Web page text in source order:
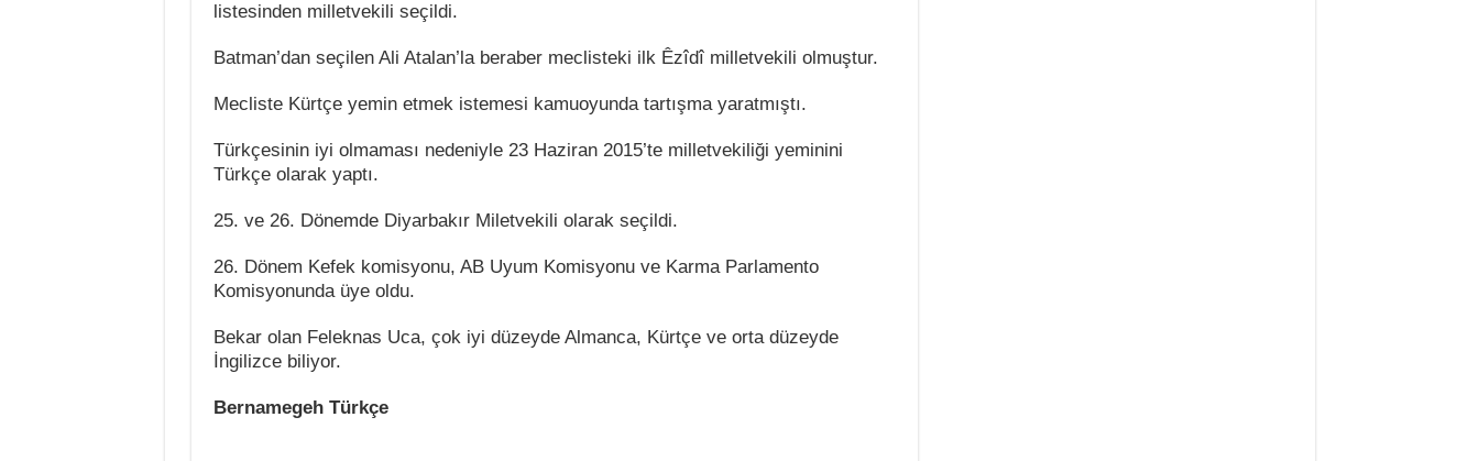
listesinden milletvekili seçildi.
Batman’dan seçilen Ali Atalan’la beraber meclisteki ilk Êzîdî milletvekili olmuştur.
Mecliste Kürtçe yemin etmek istemesi kamuoyunda tartışma yaratmıştı.
Türkçesinin iyi olmaması nedeniyle 23 Haziran 2015’te milletvekiliği yeminini
Türkçe olarak yaptı.
25. ve 26. Dönemde Diyarbakır Miletvekili olarak seçildi.
26. Dönem Kefek komisyonu, AB Uyum Komisyonu ve Karma Parlamento
Komisyonunda üye oldu.
Bekar olan Feleknas Uca, çok iyi düzeyde Almanca, Kürtçe ve orta düzeyde
İngilizce biliyor.
Bernamegeh Türkçe